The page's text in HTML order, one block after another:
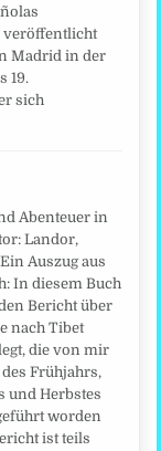
veröffentlicht
Madrid in der
19.
sich
Abenteuer in
Landor,
Auszug aus
In diesem Buch
Bericht über
nach Tibet
die von mir
Frühjahrs,
und Herbstes
worden
ist teils